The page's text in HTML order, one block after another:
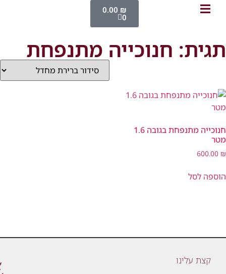
0.00 ₪
0
תגית: חנוכייה מתנפחת
חנוכייה מתנפחת בגובה 1.6
מטר
600.00 ₪
הוספה לסל
קצת עלינו